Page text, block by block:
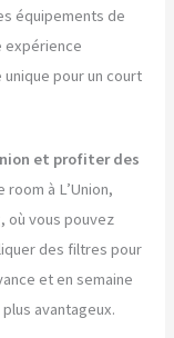
équipements de
expérience
pour un court
et profiter des
à L’Union,
où vous pouvez
des filtres pour
et en semaine
avantageux.